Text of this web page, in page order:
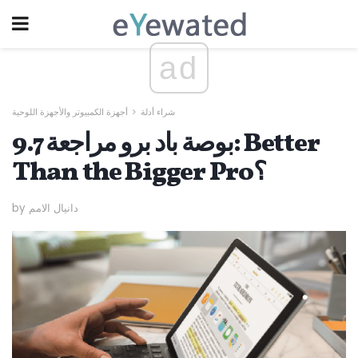
ad
شراء أدلة أجهزة الكمبيوتر والأجهزة اللوحية
9.7 بوصة باد برو مراجعة: Better
Than the Bigger Pro؟
by دانيال الامم